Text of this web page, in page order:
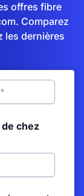
offres fibre
Comparez
les dernières
chez